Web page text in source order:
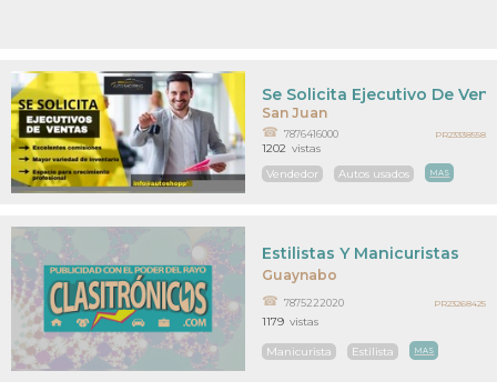
San Juan
Se Solicita Ejecutivo De
7876416000
Vendedor Autos usados MAS
1202 vistas
PR23338558
Guaynabo
Estilistas Y Manicuristas
7875222020
Manicurista Estilista MAS
1179 vistas
PR23268425